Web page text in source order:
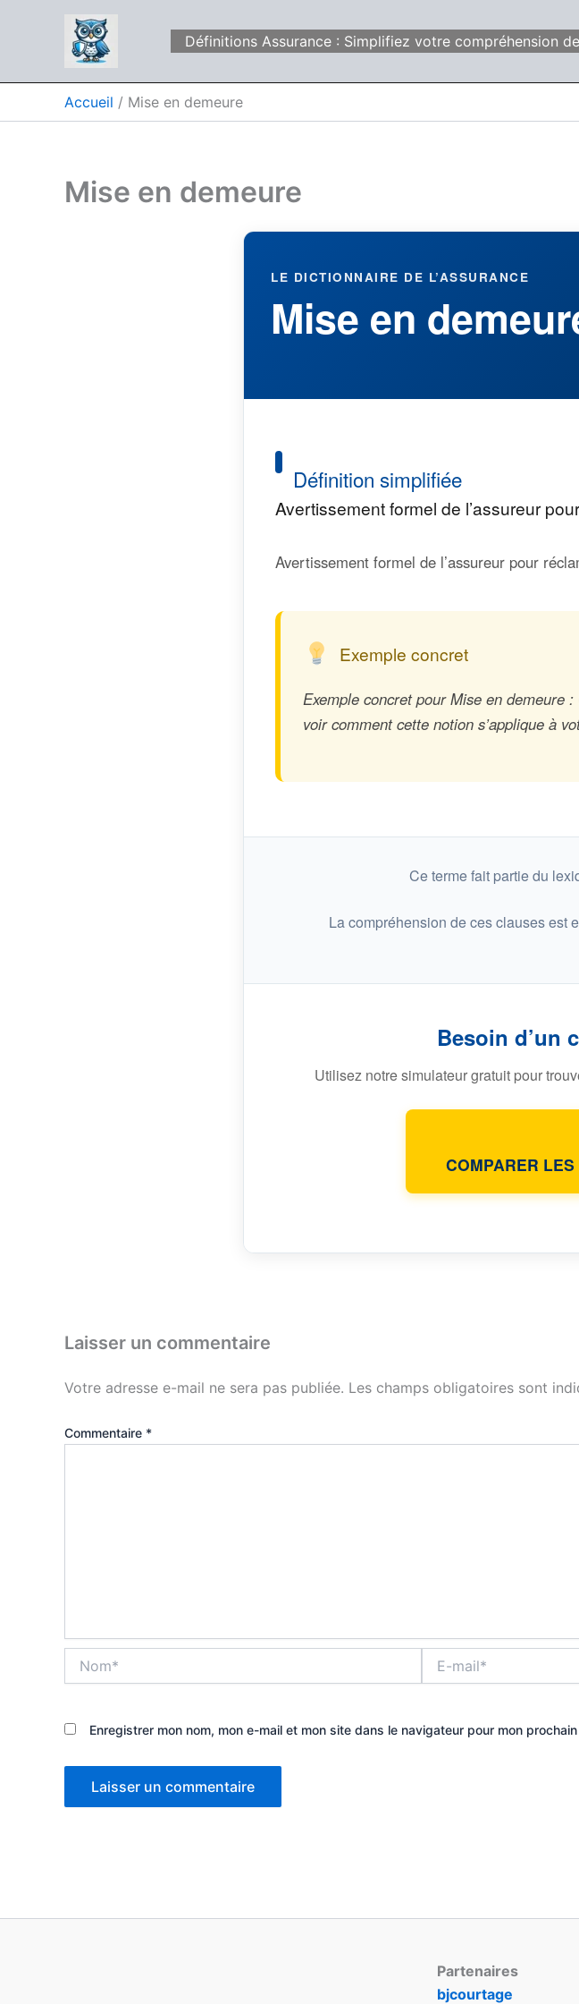
Définitions Assurance : Simplifiez votre compréhension
Accueil Mise en demeure
Mise en demeure
LE DICTIONNAIRE DE L’ASSURANCE
Mise en
Définition simplifiée
Avertissement formel de l’assureur
Avertissement formel de l’assureur pour
Exemple concret
Exemple concret pour Mise en demeure
voir comment cette notion s’applique à
Ce terme fait partie du
La compréhension de ces clauses est
Besoin d’un
Utilisez notre simulateur gratuit pour
COMPARER
Laisser un commentaire
Votre adresse e-mail ne sera pas publiée. Les champs obligatoires sont
Commentaire *
mail*
Enregistrer mon nom, mon e-mail et mon site dans le navigateur pour mon
Partenaires
bjcourtage